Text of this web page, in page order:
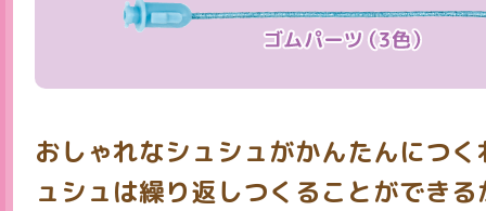
おしゃれなシュシュがかんたんにつ
ュシュは繰り返しつくることができ